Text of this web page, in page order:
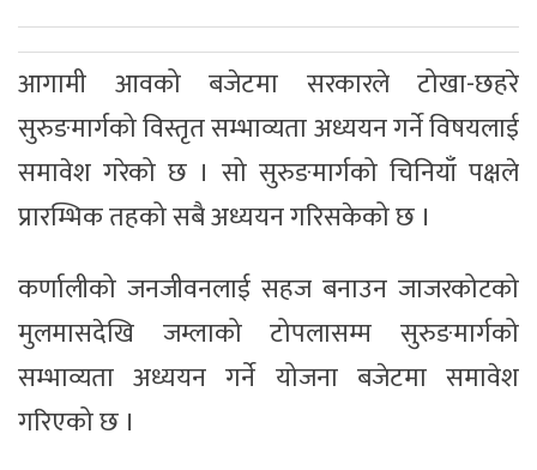
आगामी आवको बजेटमा सरकारले टोखा-छहरे
सुरुङमार्गको विस्तृत सम्भाव्यता अध्ययन गर्ने विषयलाई
समावेश गरेको छ । सो सुरुङमार्गको चिनियाँ पक्षले
प्रारम्भिक तहको सबै अध्ययन गरिसकेको छ ।
कर्णालीको जनजीवनलाई सहज बनाउन जाजरकोटको
मुलमासदेखि जम्लाको टोपलासम्म सुरुङमार्गको
सम्भाव्यता अध्ययन गर्ने योजना बजेटमा समावेश
गरिएको छ ।